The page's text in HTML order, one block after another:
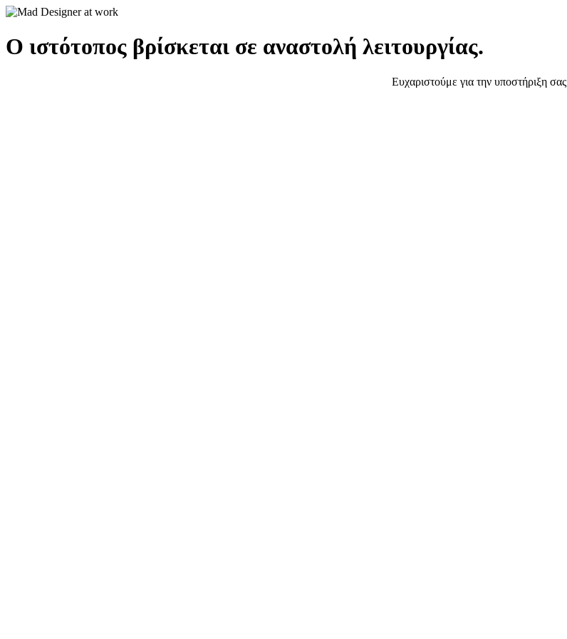
Ο ιστότοπος βρίσκεται σε αναστολή λειτουργίας.
Ευχαριστούμε για την υποστήριξη σας